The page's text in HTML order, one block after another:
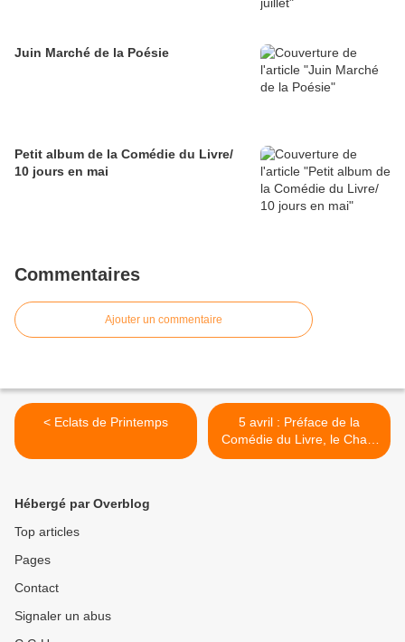
Juin Marché de la Poésie
Petit album de la Comédie du Livre/
10 jours en mai
Commentaires
Ajouter un commentaire
< Eclats de Printemps
5 avril : Préface de la
Comédie du Livre, le Chant
de la Grèce >
Hébergé par Overblog
Top articles
Pages
Contact
Signaler un abus